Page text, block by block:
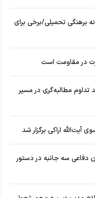
برهنگی تحمیلی/برخی برای
در مقاومت است
مطالبه‌گری در مسیر
آیت‌الله اراکی برگزار شد
دفاعی سه جانبه در دستور